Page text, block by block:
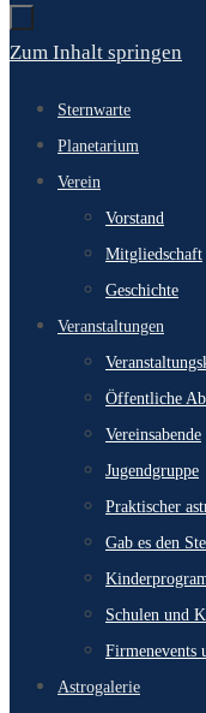
Zum Inhalt springen
Sternwarte
Planetarium
Verein
Vorstand
Mitgliedschaft
Geschichte
Veranstaltungen
Öffentliche
Vereinsabende
Jugendgruppe
Praktischer
Gab es den
Schulen und
Firmenevents
Astrogalerie